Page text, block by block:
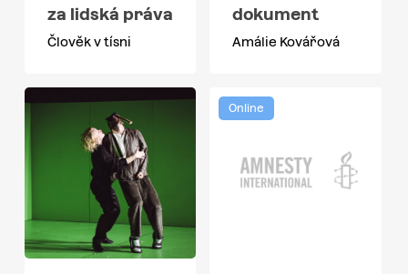
za lidská práva
Člověk v tísni
dokument
Amálie Kovářová
Online